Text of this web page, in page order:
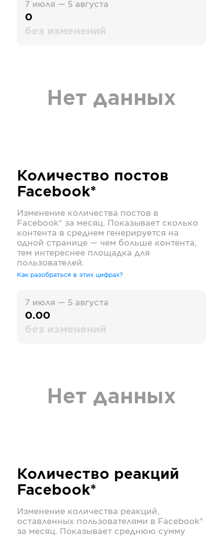
7 июля — 5 августа
0
без изменений
Нет данных
Количество постов
Facebook*
Изменение количества постов в
Facebook* за месяц. Показывает сколько
контента в среднем генерируется на
одной странице — чем больше контента,
тем интереснее площадка для
пользователей.
Как разобраться в этих цифрах?
7 июля — 5 августа
0.00
без изменений
Нет данных
Количество реакций
Facebook*
Изменение количества реакций,
оставленных пользователями в Facebook*
за месяц. Показывает среднюю сумму